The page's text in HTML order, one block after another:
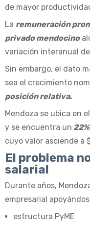
de mayor
La remuneración
privado mendocino
variación interanual
Sin embargo, el dato
sea el crecimiento
posición relativa.
Mendoza se ubica en el
y se encuentra un
cuyo valor asciende a
El problema
salarial
Durante años,
empresarial
estructura PyME